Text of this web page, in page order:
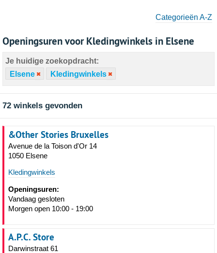
Categorieën A-Z
Openingsuren voor Kledingwinkels in Elsene
Je huidige zoekopdracht:
Elsene
Kledingwinkels
72 winkels gevonden
&Other Stories Bruxelles
Avenue de la Toison d'Or 14
1050 Elsene
Kledingwinkels
Openingsuren:
Vandaag gesloten
Morgen open 10:00 - 19:00
A.P.C. Store
Darwinstraat 61